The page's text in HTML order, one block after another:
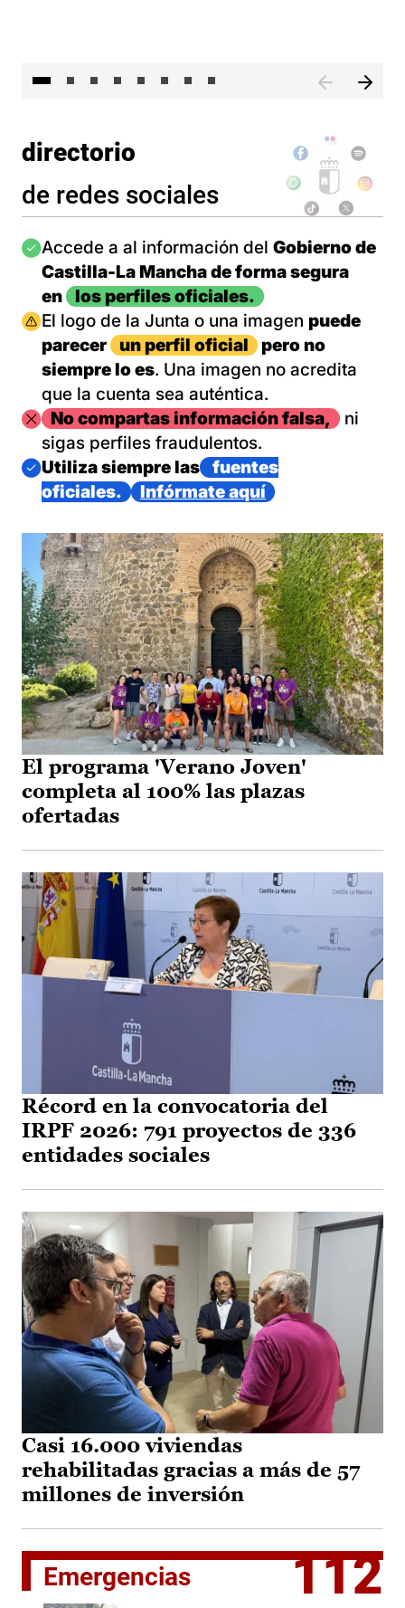
directorio
de redes sociales
Imagen
Accede a al información del Gobierno de
Castilla-La Mancha de forma segura
en
los perfiles oficiales.
Imagen
El logo de la Junta o una imagen puede
parecer
un perfil oficial
pero no
siempre lo es. Una imagen no acredita
que la cuenta sea auténtica.
ImagenNo compartas información falsa,
ni
sigas perfiles fraudulentos.
Imagen
Utiliza siempre las
fuentes
oficiales.
Infórmate aquí
El programa 'Verano Joven'
completa al 100% las plazas
ofertadas
Récord en la convocatoria del
IRPF 2026: 791 proyectos de 336
entidades sociales
Casi 16.000 viviendas
rehabilitadas gracias a más de 57
millones de inversión
Emergencias 112